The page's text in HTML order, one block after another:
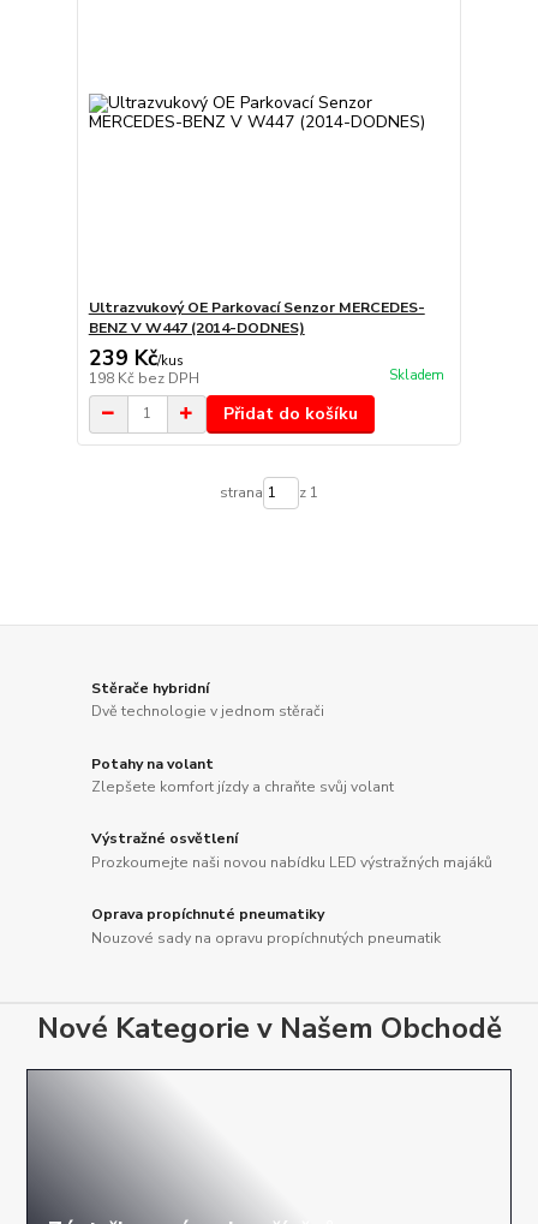
Ultrazvukový OE Parkovací Senzor MERCEDES-
BENZ V W447 (2014-DODNES)
239 Kč/kus
198 Kč bez DPH Skladem
Přidat do košíku
strana z 1
Stěrače hybridní
Dvě technologie v jednom stěrači
Potahy na volant
Zlepšete komfort jízdy a chraňte svůj volant
Výstražné osvětlení
Prozkoumejte naši novou nabídku LED výstražných majáků
Oprava propíchnuté pneumatiky
Nouzové sady na opravu propíchnutých pneumatik
Nové Kategorie v Našem Obchodě